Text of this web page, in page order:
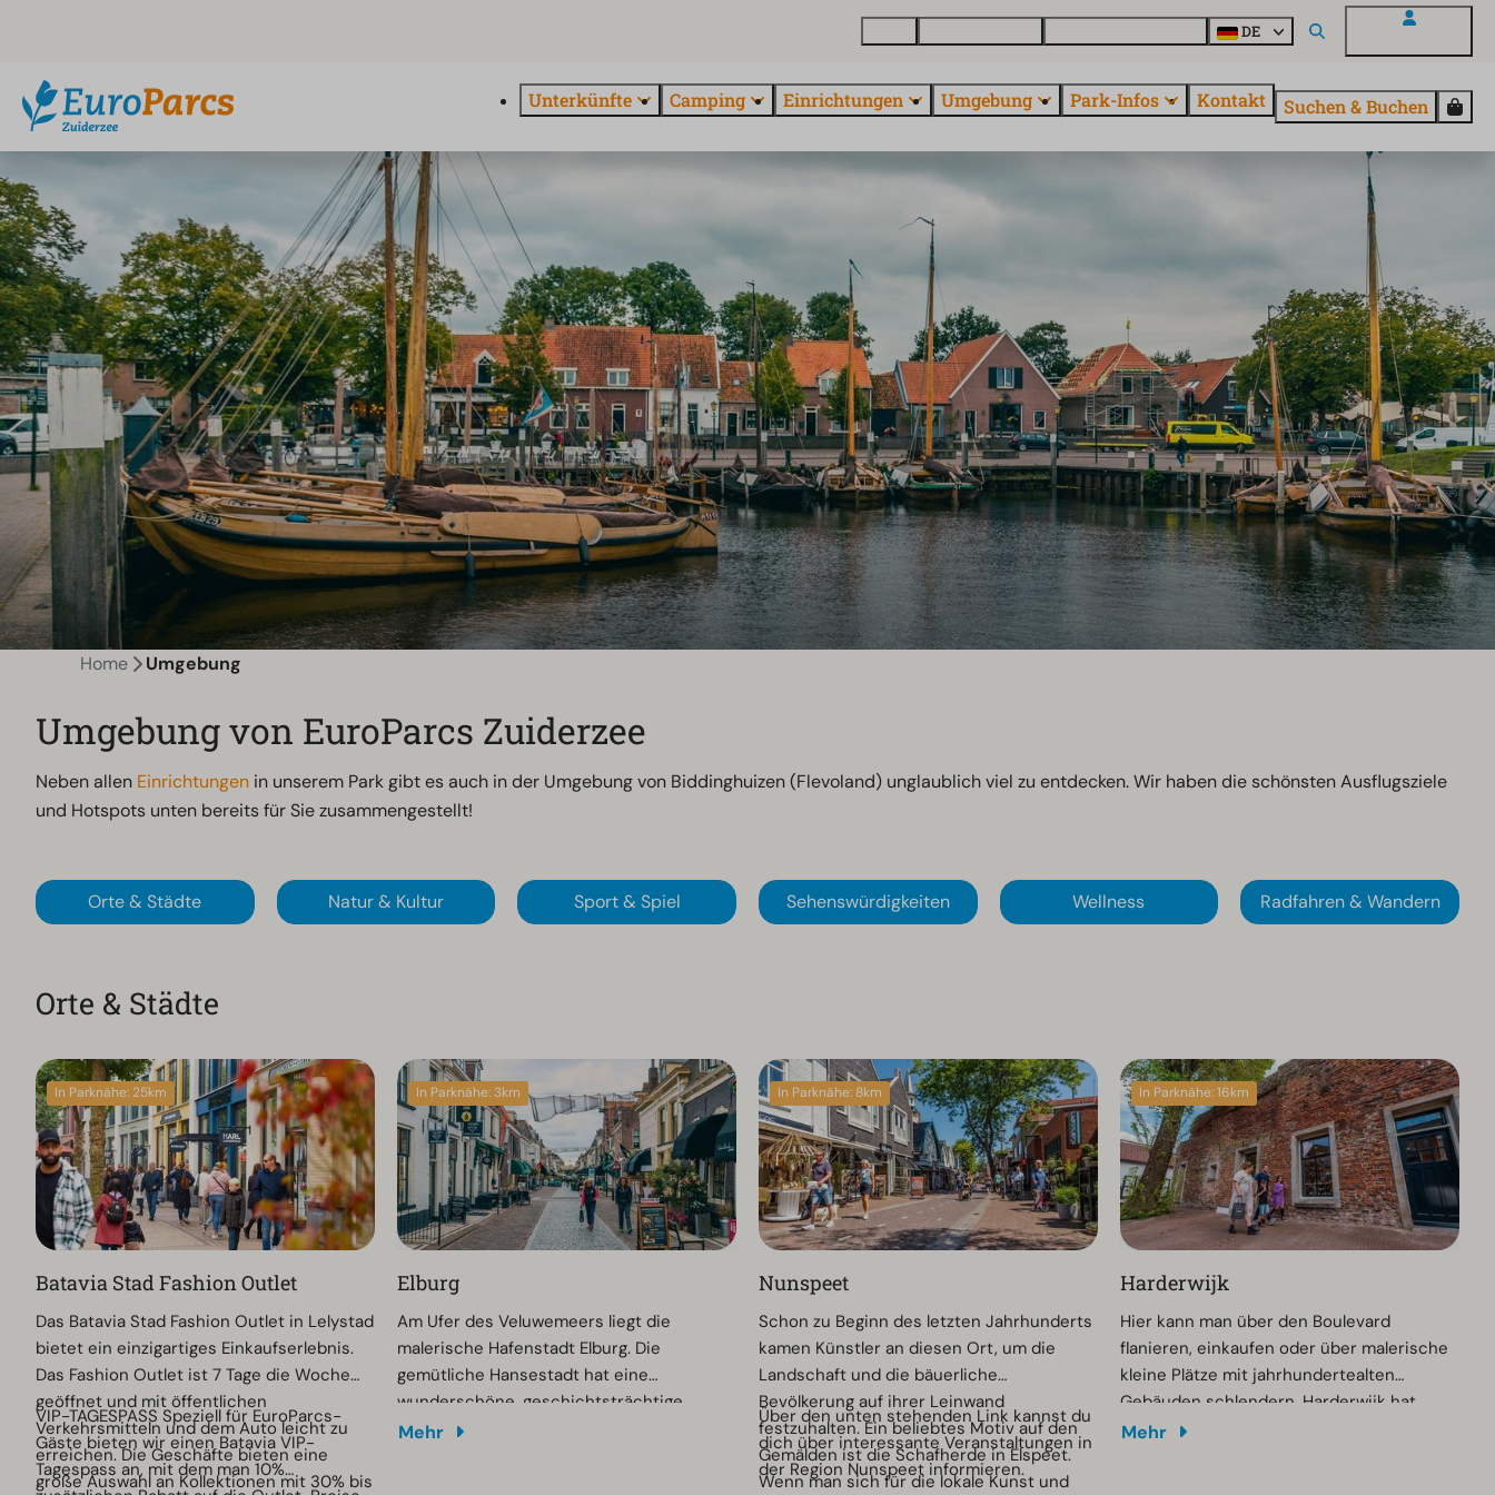
DE
Unterkünfte Camping Einrichtungen Umgebung Park-Infos Kontakt Suchen & Buchen
Home Umgebung
Umgebung von EuroParcs Zuiderzee
Neben allen Einrichtungen in unserem Park gibt es auch in der Umgebung von Biddinghuizen (Flevoland) unglaublich viel zu entdecken. Wir haben die schönsten Ausflugsziele
und Hotspots unten bereits für Sie zusammengestellt!
Orte & Städte Natur & Kultur Sport & Spiel Sehenswürdigkeiten Wellness Radfahren & Wandern
Orte & Städte
In Parknähe: 25km
Batavia Stad Fashion Outlet
Das Batavia Stad Fashion Outlet in Lelystad
bietet ein einzigartiges Einkaufserlebnis.
Das Fashion Outlet ist 7 Tage die Woche
geöffnet und mit öffentlichen
Verkehrsmitteln und dem Auto leicht zu
erreichen. Die Geschäfte bieten eine
große Auswahl an Kollektionen mit 30% bis
VIP-TAGESPASS Speziell für EuroParcs-
Gäste bieten wir einen Batavia VIP-
Tagespass an, mit dem man 10%
In Parknähe: 3km
Elburg
Am Ufer des Veluwemeers liegt die
malerische Hafenstadt Elburg. Die
gemütliche Hansestadt hat eine
wunderschöne, geschichtsträchtige
Festung. Typisch für Elburg sind die
Mehr
In Parknähe: 8km
Nunspeet
Schon zu Beginn des letzten Jahrhunderts
kamen Künstler an diesen Ort, um die
Landschaft und die bäuerliche
Bevölkerung auf ihrer Leinwand
festzuhalten. Ein beliebtes Motiv auf den
Gemälden ist die Schafherde in Elspeet.
Wenn man sich für die lokale Kunst und
Über den unten stehenden Link kannst du
dich über interessante Veranstaltungen in
der Region Nunspeet informieren.
In Parknähe: 16km
Harderwijk
Hier kann man über den Boulevard
flanieren, einkaufen oder über malerische
kleine Plätze mit jahrhundertealten
Gebäuden schlendern. Harderwijk hat
auch einige Museen zu bieten. Im
Mehr